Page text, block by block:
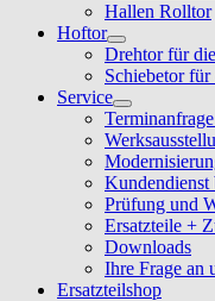
Hallen Rolltor
Hoftor
Drehtor für
Schiebetor
Service
Kundendienst
Prüfung und
Ersatzteile +
Downloads
Ihre Frage an
Ersatzteilshop